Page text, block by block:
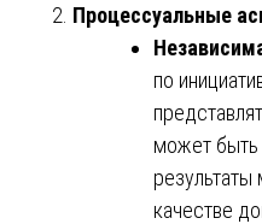
Процессуальные
по
может быть
результаты
качестве